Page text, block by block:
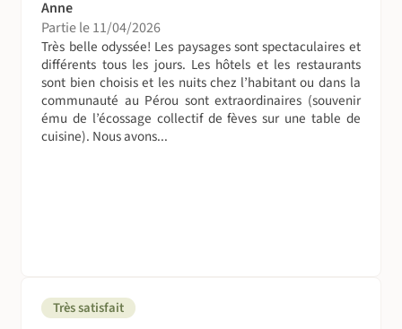
Anne
Partie le 11/04/2026
Très belle odyssée! Les paysages sont spectaculaires et
différents tous les jours. Les hôtels et les restaurants
sont bien choisis et les nuits chez l’habitant ou dans la
communauté au Pérou sont extraordinaires (souvenir
ému de l’écossage collectif de fèves sur une table de
cuisine). Nous avons...
Très satisfait